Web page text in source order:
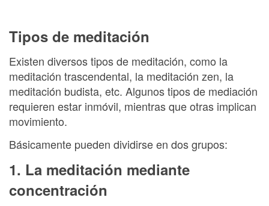
Tipos de meditación
Existen diversos tipos de meditación, como la
meditación trascendental, la meditación zen, la
meditación budista, etc. Algunos tipos de mediación
requieren estar inmóvil, mientras que otras implican
movimiento.
Básicamente pueden dividirse en dos grupos:
1. La meditación mediante
concentración